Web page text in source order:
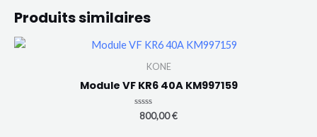
Produits similaires
KONE
Module VF KR6 40A KM997159
Note
800,00€